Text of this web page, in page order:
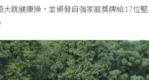
大跳健康操，並頒發自強家庭獎牌給17位